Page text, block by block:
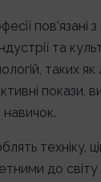
пов’язані
та
таких
покази,
навичок.
техніку,
до світу